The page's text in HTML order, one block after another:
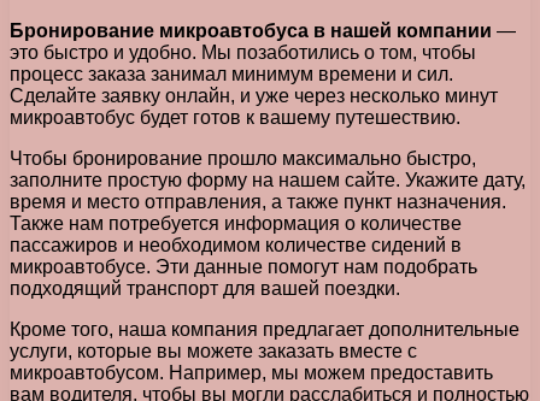
Бронирование микроавтобуса в нашей компании —
это быстро и удобно. Мы позаботились о том, чтобы
процесс заказа занимал минимум времени и сил.
Сделайте заявку онлайн, и уже через несколько минут
микроавтобус будет готов к вашему путешествию.
Чтобы бронирование прошло максимально быстро,
заполните простую форму на нашем сайте. Укажите дату,
время и место отправления, а также пункт назначения.
Также нам потребуется информация о количестве
пассажиров и необходимом количестве сидений в
микроавтобусе. Эти данные помогут нам подобрать
подходящий транспорт для вашей поездки.
Кроме того, наша компания предлагает дополнительные
услуги, которые вы можете заказать вместе с
микроавтобусом. Например, мы можем предоставить
вам водителя, чтобы вы могли расслабиться и полностью